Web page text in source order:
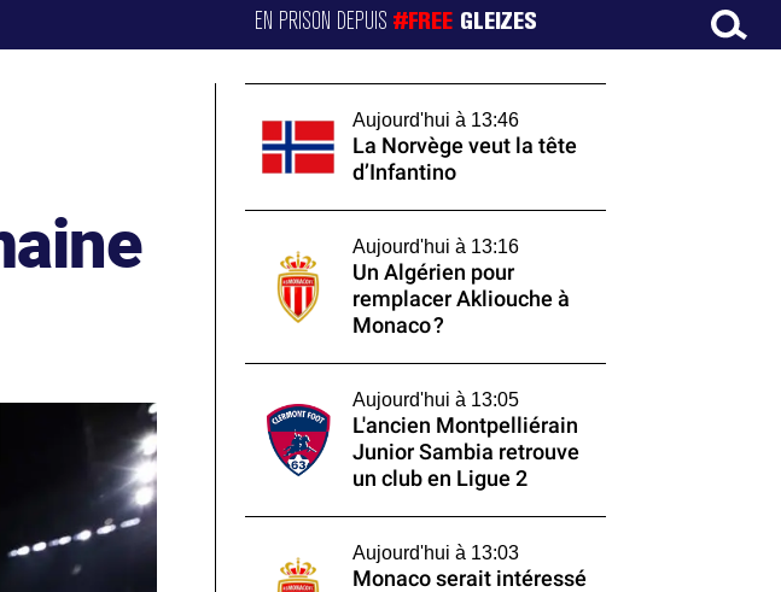
EN PRISON DEPUIS#FREE GLEIZES
Aujourd'hui à 13:46
La Norvège veut la tête
d’Infantino
Aujourd'hui à 13:16
Un Algérien pour
remplacer Akliouche à
Monaco ?
Aujourd'hui à 13:05
L'ancien Montpelliérain
Junior Sambia retrouve
un club en Ligue 2
Aujourd'hui à 13:03
Monaco serait intéressé